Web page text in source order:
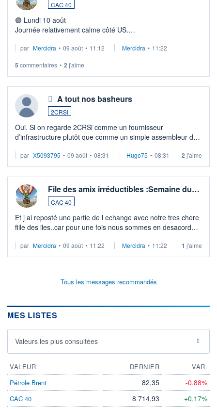
CAC 40
🟢 Lundi 10 août
Journée relativement calme côté US.
S&P 500.
🟡 Mardi 11 août
par Mercidra • 09 août • 11:12 Mercidra • 11:22
5 commentaires • 2 j'aime
A tout nos basheurs
2CRSI
Oui. Si on regarde 2CRSi comme un fournisseur
d’infrastructure plutôt que comme un simple assembleur de
clair.
par X5093795 • 09 août • 08:31 Hugo75 • 08:31 2 j'aime
File des amix irréductibles :Semaine du…
CAC 40
Et j ai reposté une partie de l echange avec notre tres chere
fille des iles..car pour une fois nous sommes en desacord
par Mercidra • 09 août • 11:22 Mercidra • 11:22 1 j'aime
Tous les messages recommandés
MES LISTES
Valeurs les plus consultées
VALEUR DERNIER
VAR.
Pétrole Brent
82,35 -0,88%
CAC 40 8 714,93 +0,17%